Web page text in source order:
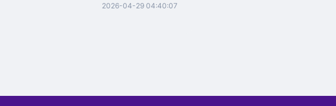
2026-04-29 04:40:07